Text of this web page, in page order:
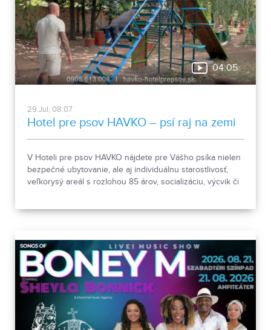
04:05
29.Jul, 08:07
Hotel pre psov HAVKO – psí raj na zemi
V Hoteli pre psov HAVKO nájdete pre Vášho psíka nielen
bezpečné ubytovanie, ale aj individuálnu starostlivosť,
veľkorysý areál s rozlohou 85 árov, socializáciu, výcvik či